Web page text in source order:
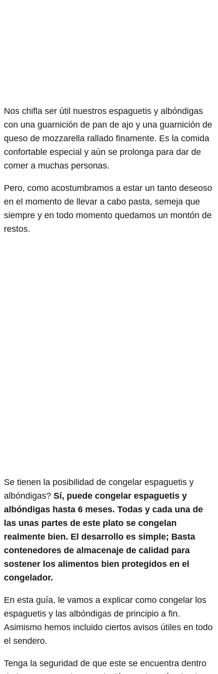
Nos chifla ser útil nuestros espaguetis y albóndigas
con una guarnición de pan de ajo y una guarnición de
queso de mozzarella rallado finamente. Es la comida
confortable especial y aún se prolonga para dar de
comer a muchas personas.
Pero, como acostumbramos a estar un tanto deseoso
en el momento de llevar a cabo pasta, semeja que
siempre y en todo momento quedamos un montón de
restos.
Se tienen la posibilidad de congelar espaguetis y
albóndigas? Sí, puede congelar espaguetis y
albóndigas hasta 6 meses. Todas y cada una de
las unas partes de este plato se congelan
realmente bien. El desarrollo es simple; Basta
contenedores de almacenaje de calidad para
sostener los alimentos bien protegidos en el
congelador.
En esta guía, le vamos a explicar como congelar los
espaguetis y las albóndigas de principio a fin.
Asimismo hemos incluido ciertos avisos útiles en todo
el sendero.
Tenga la seguridad de que este se encuentra dentro